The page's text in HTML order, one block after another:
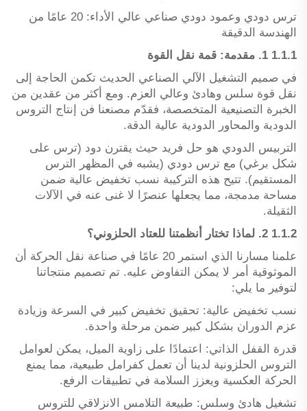
ترس دودي وعمود دودي صناعي عالي الأداء: 20 عامًا من
الهندسة الدقيقة
1.1.1 1. مقدمة: قمة نقل القوة
في صميم التشغيل الآلي الصناعي الحديث تكمن الحاجة إلى
نقل قوة سلس وهادئ وعالي العزم. ومع أكثر من عقدين من
الخبرة التصنيعية المتخصصة، فقدّم مصنعنا فن إنتاج التروس
الدودية والمحاور الدودية عالية الدقة.
التربيس الدودي هو حل فريد حيث يقترن دود (ترس على
شكل برغي) مع ترس دودي (يشبه في المظهر الترس
المستقيم). تتيح هذه التركيبة نسب تخفيض عالية ضمن
مساحة مدمجة، مما يجعلها عنصرًا لا غنى عنه في الآلات
الثقيلة.
1.1.2 2. لماذا تختار أنظمتنا للعتاد الحلزوني؟
علمنا مسارنا الذي استمر 20 عامًا في صناعة نقل الحركة أن
الموثوقية أمر لا يمكن التفاوض عليه. تم تصميم منتجاتنا
لتوفير ما يلي:
نسب تخفيض عالية: تحقيق تخفيض كبير في السرعة وزيادة
عزم الدوران بشكل كبير ضمن مرحلة واحدة.
قدرة القفل الذاتي: اعتمادًا على زاوية الميل، يمكن لعوامل
التروس الحلزونية لدينا أن تعمل كفرامل طبيعية، مما يمنع
الحركة العكسية ويعزز السلامة في تطبيقات الرفع.
تشغيل هادئ وسلس: طبيعة التلامس الانزلاقي للتروس